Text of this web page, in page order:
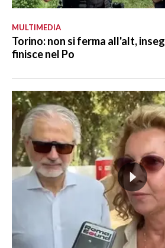
MULTIMEDIA
Torino: non si ferma all'alt,
finisce nel Po